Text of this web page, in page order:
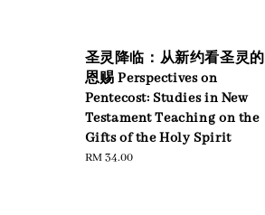
圣灵降临：从新约看圣灵的
恩赐 Perspectives on
Pentecost: Studies in New
Testament Teaching on the
Gifts of the Holy Spirit
Regular
RM 34.00